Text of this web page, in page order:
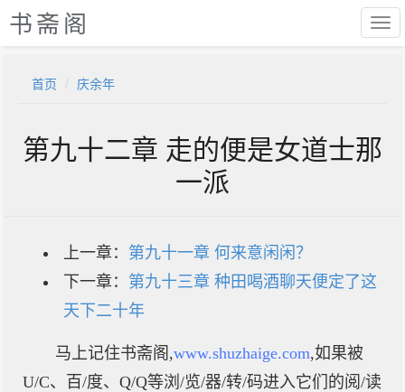
书斋阁
首页 庆余年
第九十二章 走的便是女道士那
一派
上一章： 第九十一章 何来意闲闲？
下一章： 第九十三章 种田喝酒聊天便定了这
天下二十年
马上记住书斋阁,www.shuzhaige.com,如果被
U/C、百/度、Q/Q等浏/览/器/转/码进入它们的阅/读